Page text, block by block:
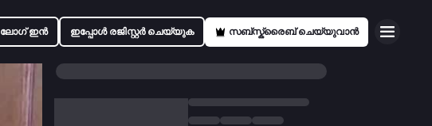
ലോഗ് ഇൻ ഇപ്പോൾ രജിസ്റ്റർ ചെയ്യുക സബ്സ്ക്രൈബ് ചെയ്യുവാൻ